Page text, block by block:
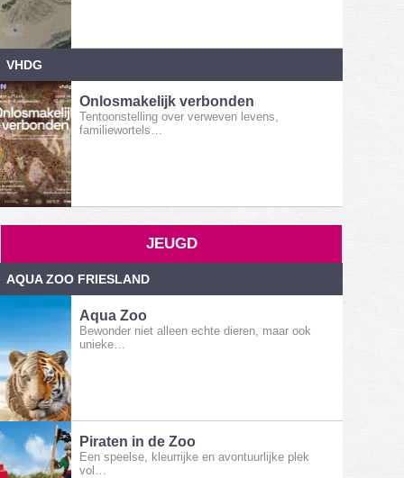
VHDG
Onlosmakelijk verbonden
Tentoonstelling over verweven levens,
familiewortels…
JEUGD
AQUA ZOO FRIESLAND
Aqua Zoo
Bewonder niet alleen echte dieren, maar ook
unieke…
Piraten in de Zoo
Een speelse, kleurrijke en avontuurlijke plek
vol…